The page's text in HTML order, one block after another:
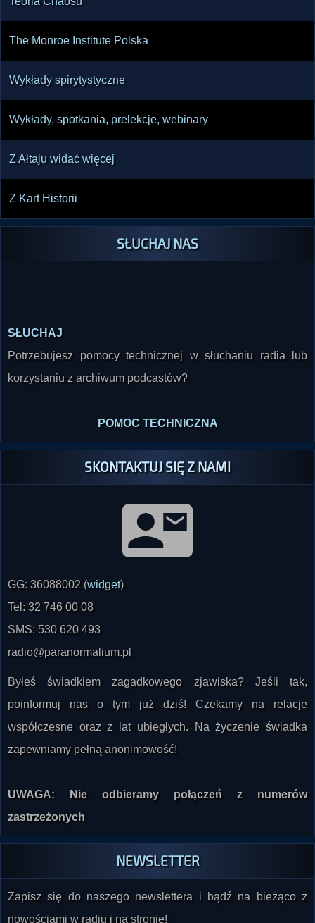
The Monroe Institute Polska
Wykłady spirytystyczne
Wykłady, spotkania, prelekcje, webinary
Z Ałtaju widać więcej
Z Kart Historii
SŁUCHAJ NAS
SŁUCHAJ
Potrzebujesz pomocy technicznej w słuchaniu radia lub
korzystaniu z archiwum podcastów?
POMOC TECHNICZNA
SKONTAKTUJ SIĘ Z NAMI
GG: 36088002 (widget)
Tel: 32 746 00 08
SMS: 530 620 493
radio@paranormalium.pl
Byłeś świadkiem zagadkowego zjawiska? Jeśli tak,
poinformuj nas o tym już dziś! Czekamy na relacje
współczesne oraz z lat ubiegłych. Na życzenie świadka
zapewniamy pełną anonimowość!
UWAGA: Nie odbieramy połączeń z numerów
zastrzeżonych
NEWSLETTER
Zapisz się do naszego newslettera i bądź na bieżąco z
nowościami w radiu i na stronie!